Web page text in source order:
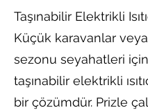
Taşınabilir Elektrikli
Küçük karavanlar veya
sezonu seyahatleri için
taşınabilir elektrikli
bir çözümdür. Prizle